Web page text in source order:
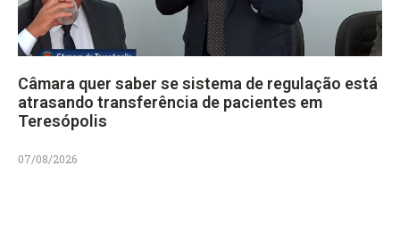
Câmara quer saber se sistema de regulação está
atrasando transferência de pacientes em
Teresópolis
07/08/2026